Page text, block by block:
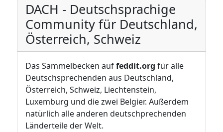
DACH - Deutschsprachige
Community für Deutschland,
Österreich, Schweiz
Das Sammelbecken auffeddit.org für alle
Deutschsprechenden aus Deutschland,
Österreich, Schweiz, Liechtenstein,
Luxemburg und die zwei Belgier. Außerdem
natürlich alle anderen deutschprechenden
Länderteile der Welt.